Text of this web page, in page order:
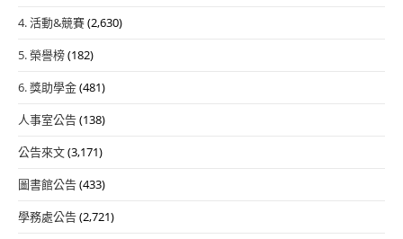
4. 活動&競賽(2,630)
5. 榮譽榜(182)
6. 獎助學金(481)
人事室公告(138)
公告來文(3,171)
圖書館公告(433)
學務處公告(2,721)